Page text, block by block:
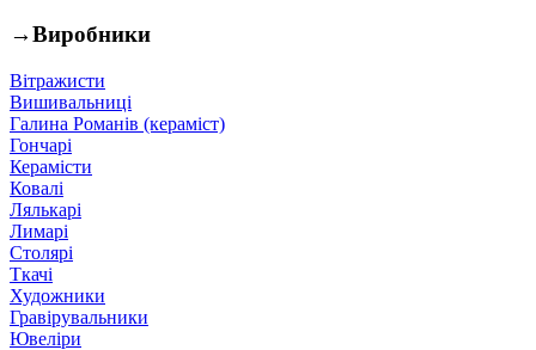
→Виробники
Вітражисти
Вишивальниці
Галина Романів (кераміст)
Гончарі
Керамісти
Ковалі
Лялькарі
Лимарі
Столярі
Ткачі
Художники
Гравірувальники
Ювеліри